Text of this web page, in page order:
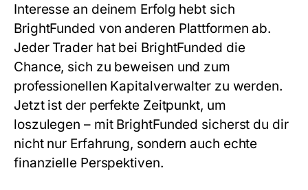
Interesse an deinem Erfolg hebt sich
BrightFunded von anderen Plattformen ab.
Jeder Trader hat bei BrightFunded die
Chance, sich zu beweisen und zum
professionellen Kapitalverwalter zu werden.
Jetzt ist der perfekte Zeitpunkt, um
loszulegen – mit BrightFunded sicherst du dir
nicht nur Erfahrung, sondern auch echte
finanzielle Perspektiven.